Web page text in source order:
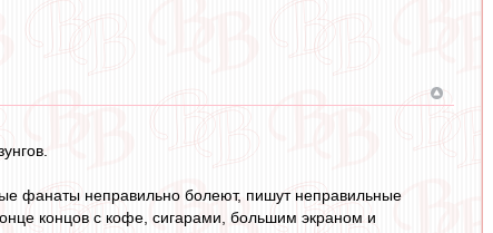
фанаты неправильно болеют, пишут неправильные
концов с кофе, сигарами, большим экраном и